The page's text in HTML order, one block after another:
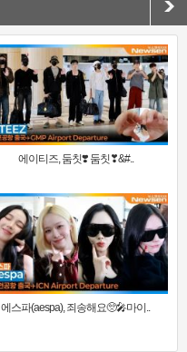
에이티즈, 둠칫❣️ 둠칫❣&#..
에스파(aespa), 죄송해요🥺🎤마이..